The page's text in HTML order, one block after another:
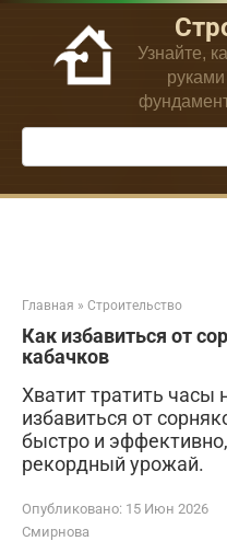
Перейти
контенту
Узнайте,
Поиск:
Главная » Строительство
Как избавиться от
кабачков
Хватит тратить часы
избавиться от
быстро и
рекордный урожай.
Опубликовано: 15 Июн 2026
Смирнова